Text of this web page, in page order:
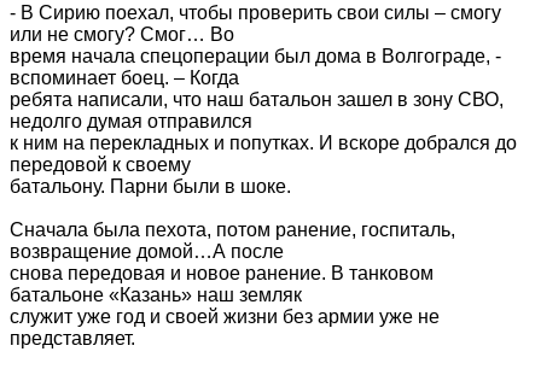
- В Сирию поехал, чтобы проверить свои силы – смогу
или не смогу? Смог… Во
время начала спецоперации был дома в Волгограде, -
вспоминает боец. – Когда
ребята написали, что наш батальон зашел в зону СВО,
недолго думая отправился
к ним на перекладных и попутках. И вскоре добрался до
передовой к своему
батальону. Парни были в шоке.
Сначала была пехота, потом ранение, госпиталь,
возвращение домой…А после
снова передовая и новое ранение. В танковом
батальоне «Казань» наш земляк
служит уже год и своей жизни без армии уже не
представляет.